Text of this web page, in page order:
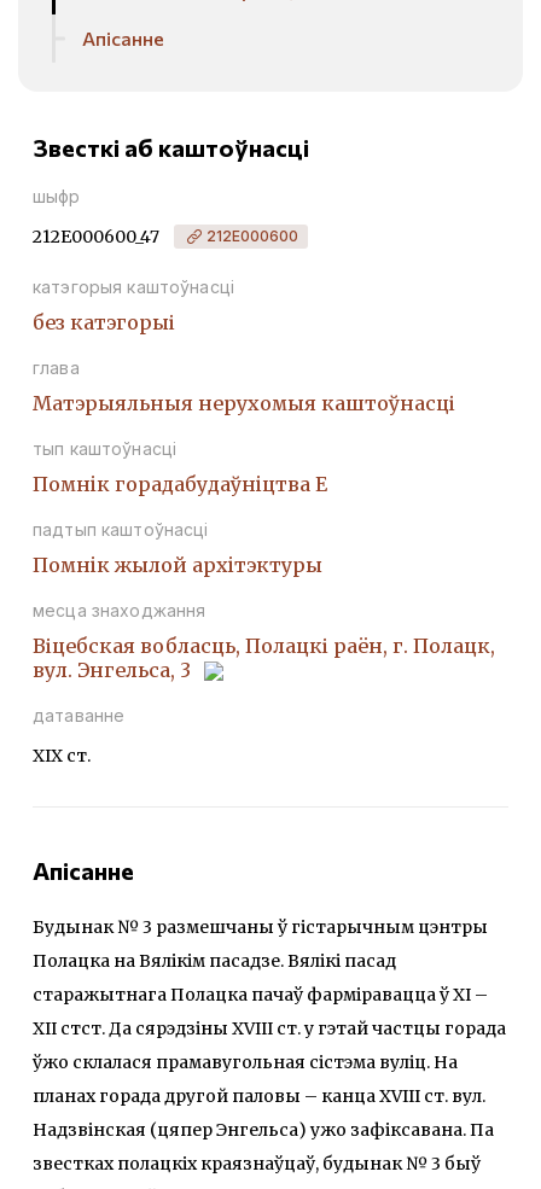
Апісанне
Звесткі аб каштоўнасці
шыфр
212Е000600_47 212Е000600
катэгорыя каштоўнасці
без катэгорыі
глава
Матэрыяльныя нерухомыя каштоўнасці
тып каштоўнасці
Помнiк горадабудаўнiцтва Е
падтып каштоўнасці
Помнiк жылой архiтэктуры
месца знаходжання
Віцебская вобласць, Полацкі раён, г. Полацк,
вул. Энгельса, 3
датаванне
ХІХ ст.
Апісанне
Будынак № 3 размешчаны ў гістарычным цэнтры
Полацка на Вялікім пасадзе. Вялікі пасад
старажытнага Полацка пачаў фарміравацца ў ХІ –
ХІІ стст. Да сярэдзіны ХVIII ст. у гэтай частцы горада
ўжо склалася прамавугольная сістэма вуліц. На
планах горада другой паловы – канца XVIII ст. вул.
Надзвінская (цяпер Энгельса) ужо зафіксавана. Па
звестках полацкіх краязнаўцаў, будынак № 3 быў